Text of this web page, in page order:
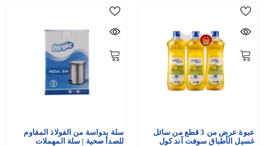
عبوة عرض من 3 قطع من سائل
غسيل الأطباق سوفت آند كول
سلة بدواسة من الفولاذ المقاوم
للصدأ صحية | سلة المهملات